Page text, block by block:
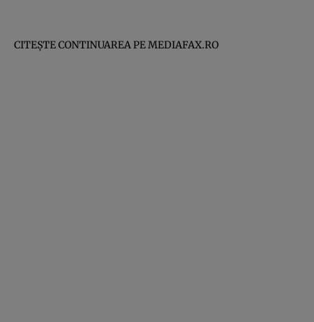
CITEŞTE CONTINUAREA PEMEDIAFAX.RO